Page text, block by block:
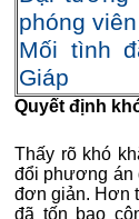
phóng
Mối tình
Giáp
Quyết định
Thấy rõ khó
đổi phương án
đơn giản. Hơn
đã tốn bao